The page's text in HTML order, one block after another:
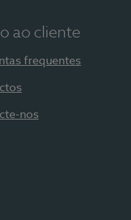
ao cliente
frequentes
nos